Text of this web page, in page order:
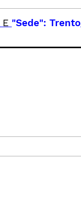
E "Sede": Trento